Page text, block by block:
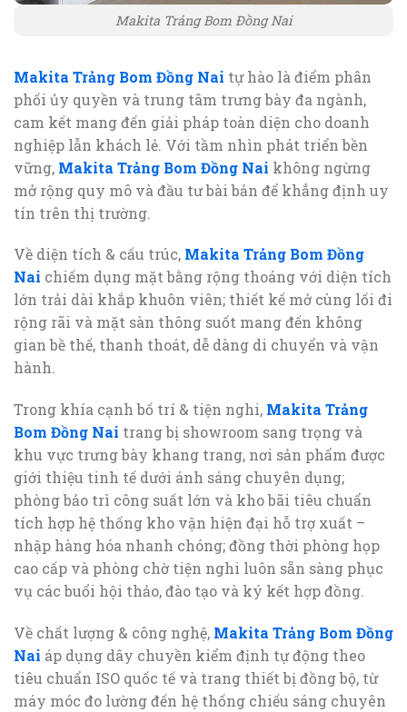
Makita Trảng Bom Đồng Nai
Makita Trảng Bom Đồng Nai tự hào là điểm phân
phối ủy quyền và trung tâm trưng bày đa ngành,
cam kết mang đến giải pháp toàn diện cho doanh
nghiệp lẫn khách lẻ. Với tầm nhìn phát triển bền
vững, Makita Trảng Bom Đồng Nai không ngừng
mở rộng quy mô và đầu tư bài bản để khẳng định uy
tín trên thị trường.
Về diện tích & cấu trúc, Makita Trảng Bom Đồng
Nai chiếm dụng mặt bằng rộng thoáng với diện tích
lớn trải dài khắp khuôn viên; thiết kế mở cùng lối đi
rộng rãi và mặt sàn thông suốt mang đến không
gian bề thế, thanh thoát, dễ dàng di chuyển và vận
hành.
Trong khía cạnh bố trí & tiện nghi, Makita Trảng
Bom Đồng Nai trang bị showroom sang trọng và
khu vực trưng bày khang trang, nơi sản phẩm được
giới thiệu tinh tế dưới ánh sáng chuyên dụng;
phòng bảo trì công suất lớn và kho bãi tiêu chuẩn
tích hợp hệ thống kho vận hiện đại hỗ trợ xuất –
nhập hàng hóa nhanh chóng; đồng thời phòng họp
cao cấp và phòng chờ tiện nghi luôn sẵn sàng phục
vụ các buổi hội thảo, đào tạo và ký kết hợp đồng.
Về chất lượng & công nghệ, Makita Trảng Bom Đồng
Nai áp dụng dây chuyền kiểm định tự động theo
tiêu chuẩn ISO quốc tế và trang thiết bị đồng bộ, từ
máy móc đo lường đến hệ thống chiếu sáng chuyên